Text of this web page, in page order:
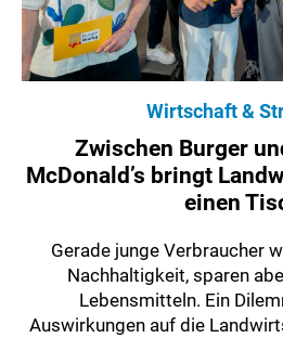
Wirtschaft &
Zwischen Burger
McDonald’s bringt
einen
Gerade junge Verbraucher
Nachhaltigkeit, sparen
Lebensmitteln. Ein
Auswirkungen auf die